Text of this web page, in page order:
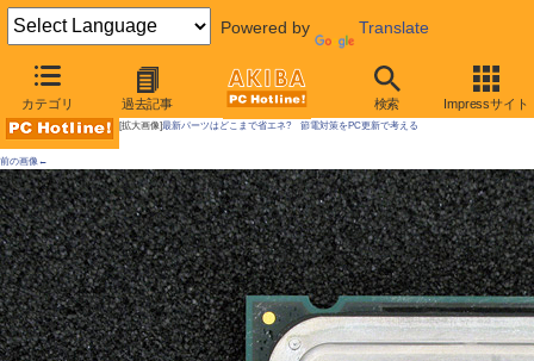
Powered by Translate
カテゴリ 過去記事 検索 Impressサイト
AKIBA PC Hotline!
[拡大画像]最新パーツはどこまで省エネ? 節電対策をPC更新で考える
前の画像←